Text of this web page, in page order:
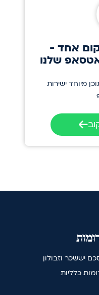
אחד -
שלנו
מיוחד ישירות
יששכר וזבולון
כלליות